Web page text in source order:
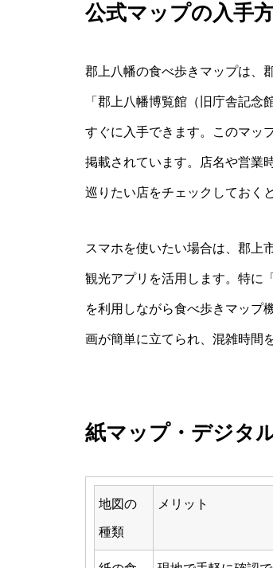
公式マップの入手
郡上八幡の食べ歩きマップは、
「郡上八幡博覧館（旧庁舎記
すぐに入手できます。このマッ
掲載されています。店名や営業
巡りたい店をチェックしておく
スマホを使いたい場合は、郡上
観光アプリを活用します。特に
を利用しながら食べ歩きマップ
画が簡単に立てられ、混雑時間
紙マップ・デジタ
地図の
種類
メリット